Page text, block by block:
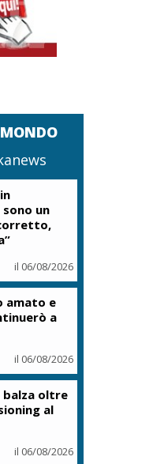
sono un
il 06/08/2026
amato e
a
il 06/08/2026
balza oltre
al
il 06/08/2026